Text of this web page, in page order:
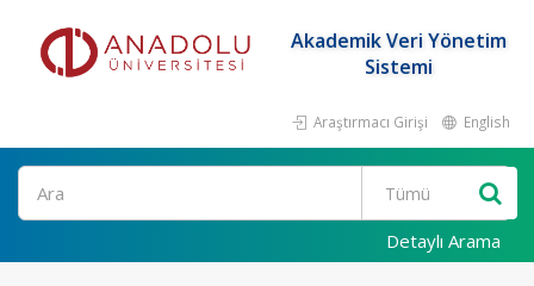
Akademik Veri Yönetim
Sistemi
Araştırmacı Girişi English
Ara
Detaylı Arama